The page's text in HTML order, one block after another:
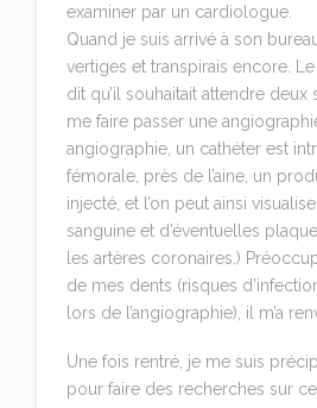
examiner par un cardiologue.
Quand je suis arrivé à son
vertiges et transpirais encore.
dit qu’il souhaitait attendre deux
me faire passer une
angiographie, un cathéter est
fémorale, près de l’aine, un
injecté, et l’on peut ainsi
sanguine et d’éventuelles
les artères coronaires.)
de mes dents (risques
lors de l’angiographie), il m’a
Une fois rentré, je me suis
pour faire des recherches sur ce